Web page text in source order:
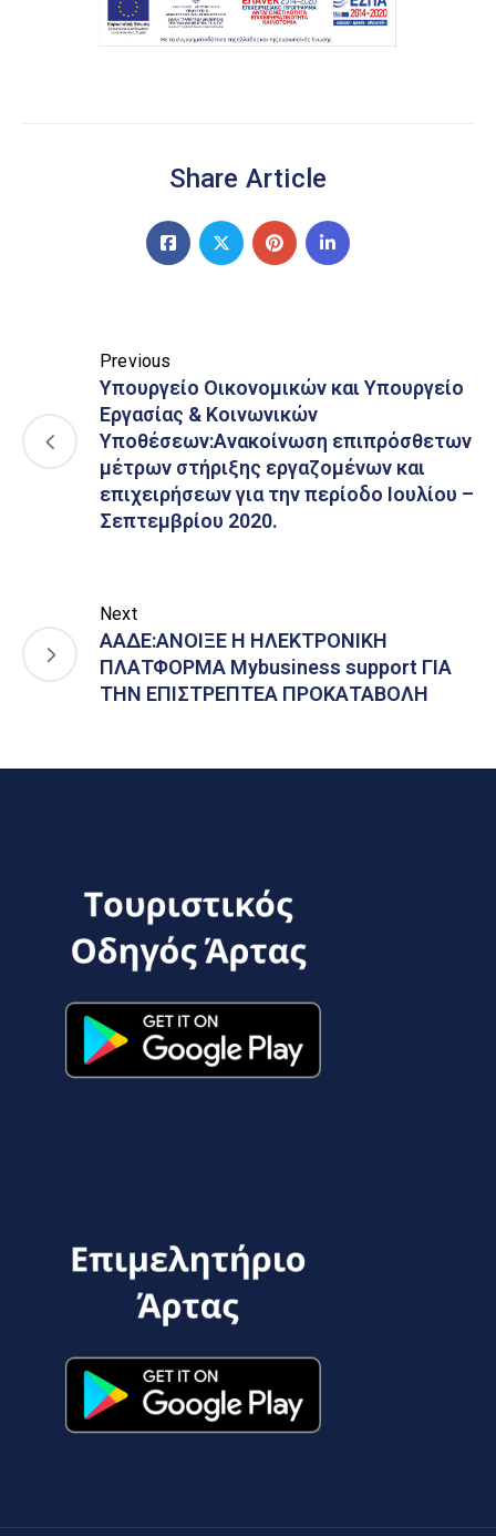
Share Article
Previous
Υπουργείο Οικονομικών και Υπουργείο
Εργασίας & Κοινωνικών
Υποθέσεων:Ανακοίνωση επιπρόσθετων
μέτρων στήριξης εργαζομένων και
επιχειρήσεων για την περίοδο Ιουλίου –
Σεπτεμβρίου 2020.
Next
ΑΑΔΕ:AΝΟΙΞΕ Η ΗΛΕΚΤΡΟΝΙΚΗ
ΠΛΑΤΦΟΡΜΑ Mybusiness support ΓΙΑ
ΤΗΝ ΕΠΙΣΤΡΕΠΤΕΑ ΠΡΟΚΑΤΑΒΟΛΗ